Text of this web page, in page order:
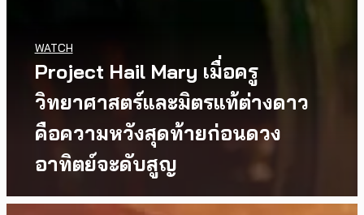
Project Hail Mary เมื่อครู
วิทยาศาสตร์และมิตรแท้ต่างดาว
คือความหวังสุดท้ายก่อนดวง
อาทิตย์จะดับสูญ
WATCH